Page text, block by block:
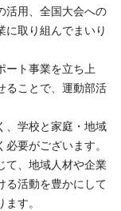
活用、全国大会への
に取り組んでまいり
ート事業を立ち上
ることで、運動部活
、学校と家庭・地域
要がございます。
て、地域人材や企業
る活動を豊かにして
す。